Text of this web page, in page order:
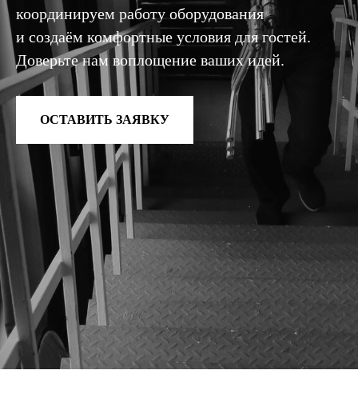
координируем работу оборудования
и создаём комфортные условия для гостей.
Доверьте нам воплощение ваших идей.
ОСТАВИТЬ ЗАЯВКУ